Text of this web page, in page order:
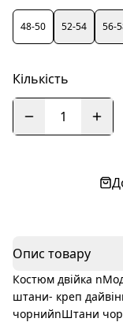
48-50 52-54 56-
Кількість
1
Опис товару
Костюм двійка
штани- креп
чорнийnШтани